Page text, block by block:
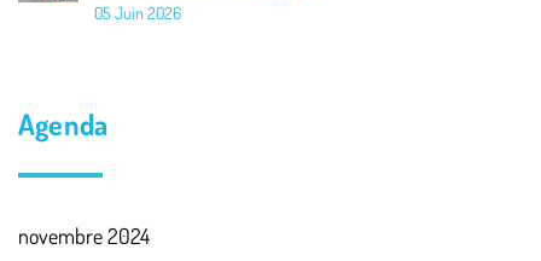
05 Juin 2026
Agenda
novembre 2024